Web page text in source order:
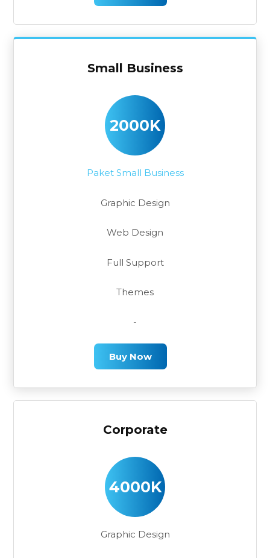
Small Business
2000K
Paket Small Business
Graphic Design
Web Design
Full Support
Themes
-
Buy Now
Corporate
4000K
Graphic Design